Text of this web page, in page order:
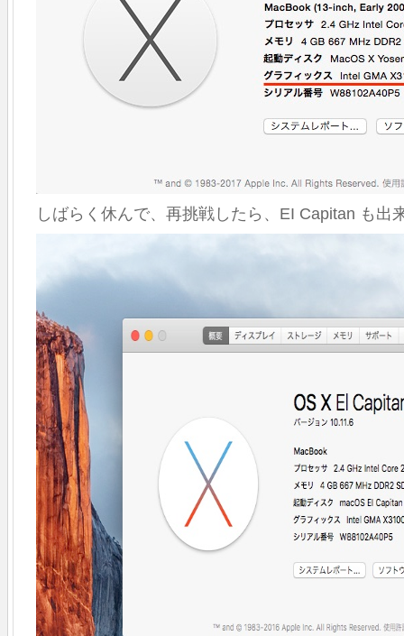
しばらく休んで、再挑戦したら、EI Capitan も出